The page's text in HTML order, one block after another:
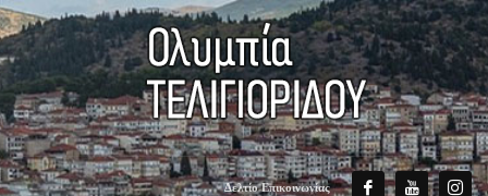
Δελτίο Επικοινωνίας